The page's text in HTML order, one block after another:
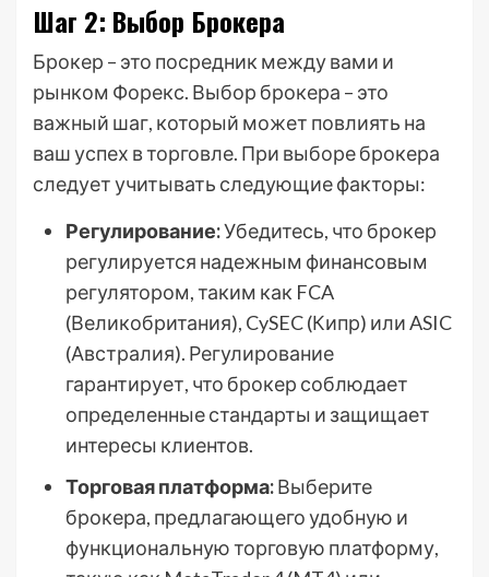
Шаг 2: Выбор Брокера
Брокер – это посредник между вами и
рынком Форекс. Выбор брокера – это
важный шаг, который может повлиять на
ваш успех в торговле. При выборе брокера
следует учитывать следующие факторы:
Регулирование:Убедитесь, что брокер
регулируется надежным финансовым
регулятором, таким как FCA
(Великобритания), CySEC (Кипр) или ASIC
(Австралия). Регулирование
гарантирует, что брокер соблюдает
определенные стандарты и защищает
интересы клиентов.
Торговая платформа:Выберите
брокера, предлагающего удобную и
функциональную торговую платформу,